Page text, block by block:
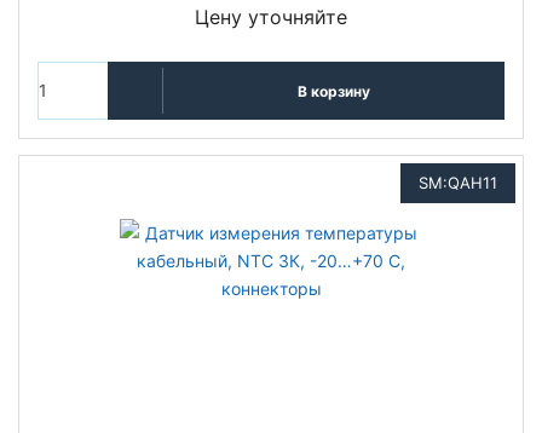
Цену уточняйте
В корзину
SM:QAH11